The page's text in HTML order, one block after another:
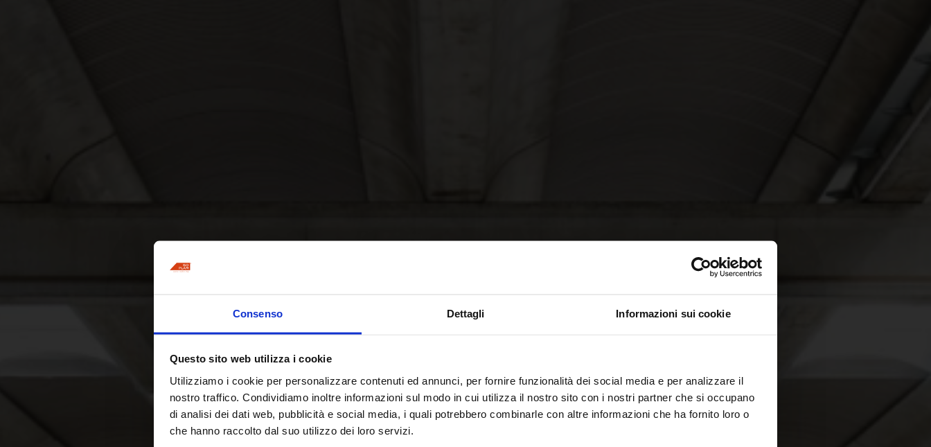
Consenso Dettagli Informazioni sui cookie
Questo sito web utilizza i cookie
Utilizziamo i cookie per personalizzare contenuti ed annunci, per fornire funzionalità dei social media e per analizzare il
nostro traffico. Condividiamo inoltre informazioni sul modo in cui utilizza il nostro sito con i nostri partner che si occupano
di analisi dei dati web, pubblicità e social media, i quali potrebbero combinarle con altre informazioni che ha fornito loro o
che hanno raccolto dal suo utilizzo dei loro servizi.